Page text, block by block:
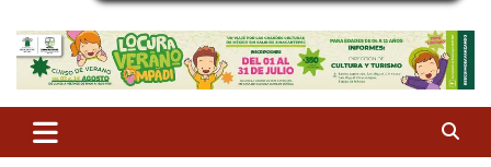
d
Agenda Informativa